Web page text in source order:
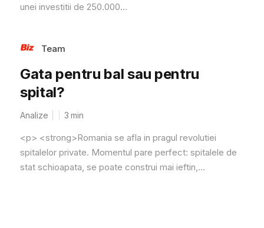
unei investitii de 250.000...
Team
Gata pentru bal sau pentru
spital?
Analize 3 min
<p> <strong>Romania se afla in pragul revolutiei
spitalelor private. Momentul pare perfect: spitalele de
stat schioapata, se poate construi mai ieftin,...